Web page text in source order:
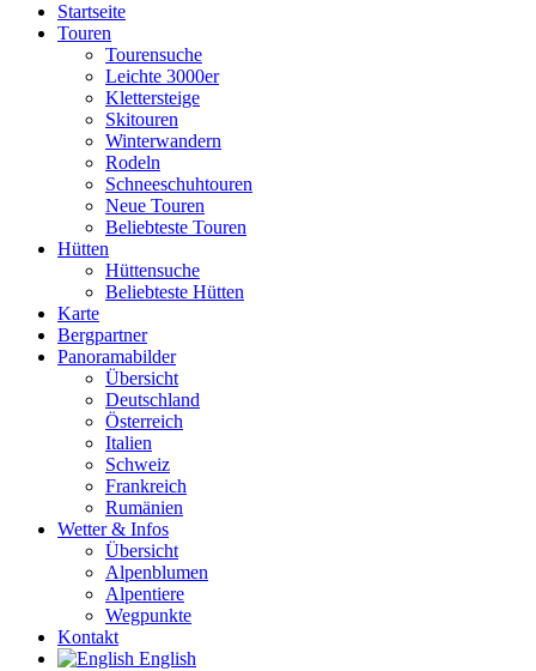
Startseite
Touren
Tourensuche
Leichte 3000er
Klettersteige
Skitouren
Winterwandern
Rodeln
Schneeschuhtouren
Neue Touren
Beliebteste Touren
Hütten
Hüttensuche
Beliebteste Hütten
Karte
Bergpartner
Panoramabilder
Übersicht
Deutschland
Österreich
Italien
Schweiz
Frankreich
Rumänien
Wetter & Infos
Übersicht
Alpenblumen
Alpentiere
Wegpunkte
Kontakt
English